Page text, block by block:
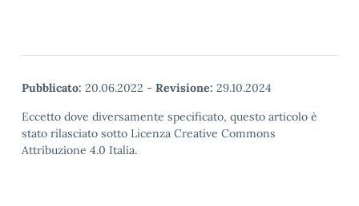
Pubblicato: 20.06.2022 - Revisione: 29.10.2024
Eccetto dove diversamente specificato, questo articolo è
stato rilasciato sotto Licenza Creative Commons
Attribuzione 4.0 Italia.